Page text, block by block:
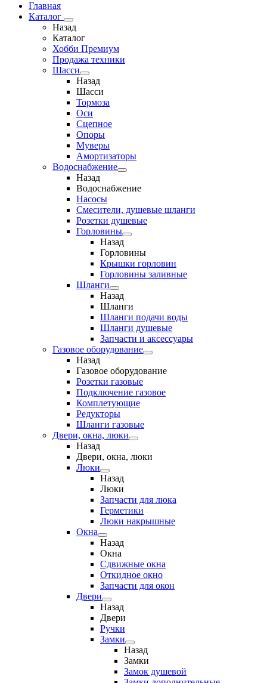
Главная
Каталог
Назад
Каталог
Хобби Премиум
Продажа техники
Шасси
Назад
Шасси
Тормоза
Оси
Сцепное
Опоры
Муверы
Амортизаторы
Водоснабжение
Назад
Водоснабжение
Насосы
Смесители, душевые шланги
Розетки душевые
Горловины
Назад
Горловины
Крышки горловин
Горловины заливные
Шланги
Назад
Шланги
Шланги подачи воды
Шланги душевые
Запчасти и аксессуары
Газовое оборудование
Назад
Газовое оборудование
Розетки газовые
Подключение газовое
Комплетующие
Редукторы
Шланги газовые
Двери, окна, люки
Назад
Двери, окна, люки
Люки
Назад
Люки
Запчасти для люка
Герметики
Люки накрышные
Окна
Назад
Окна
Сдвижные окна
Откидное окно
Запчасти для окон
Двери
Назад
Двери
Ручки
Замки
Назад
Замки
Замок душевой